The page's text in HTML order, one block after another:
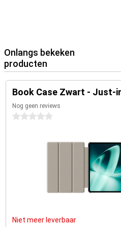
Onlangs bekeken
producten
Book Case Zwart - Just-
Nog geen reviews
0 sterren
Niet meer leverbaar